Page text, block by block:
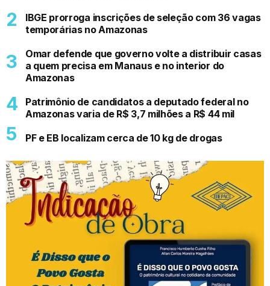
IBGE prorroga inscrições de seleção com 36 vagas
temporárias no Amazonas
Omar defende que governo volte a distribuir casas
a quem precisa em Manaus e no interior do
Amazonas
Patrimônio de candidatos a deputado federal no
Amazonas varia de R$ 3,7 milhões a R$ 44 mil
PF e EB localizam cerca de 10 kg de drogas